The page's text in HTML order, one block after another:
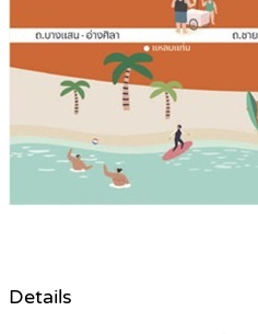
Details